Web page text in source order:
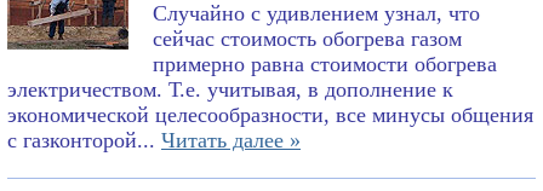
Случайно с удивлением узнал, что
сейчас стоимость обогрева газом
примерно равна стоимости обогрева
электричеством. Т.е. учитывая, в дополнение к
экономической целесообразности, все минусы общения
с газконторой... Читать далее »